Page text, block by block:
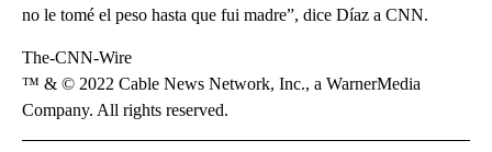
no le tomé el peso hasta que fui madre”, dice Díaz a CNN.
The-CNN-Wire
™ & © 2022 Cable News Network, Inc., a WarnerMedia
Company. All rights reserved.